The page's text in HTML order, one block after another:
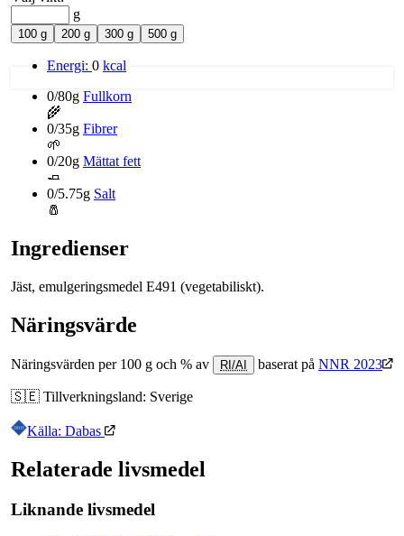
g
100 g 200 g 300 g 500 g
Energi: 0 kcal
0/80g Fullkorn
🌾
0/35g Fibrer
🌱
0/20g Mättat fett
🧈
0/5.75g Salt
🧂
Ingredienser
Jäst, emulgeringsmedel E491 (vegetabiliskt).
Näringsvärde
Näringsvärden per 100 g och % av RI/AI baserat på NNR 2023
🇸🇪 Tillverkningsland: Sverige
Källa: Dabas
Relaterade livsmedel
Liknande livsmedel